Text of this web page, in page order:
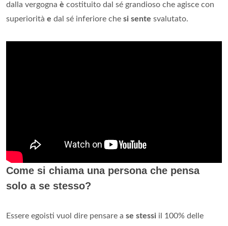
dalla vergogna è costituito dal sé grandioso che agisce con
superiorità e dal sé inferiore che si sente svalutato.
Come si chiama una persona che pensa
solo a se stesso?
Essere egoisti vuol dire pensare a se stessi il 100% delle